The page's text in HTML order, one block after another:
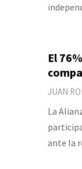
El
JUAN
La
ante la